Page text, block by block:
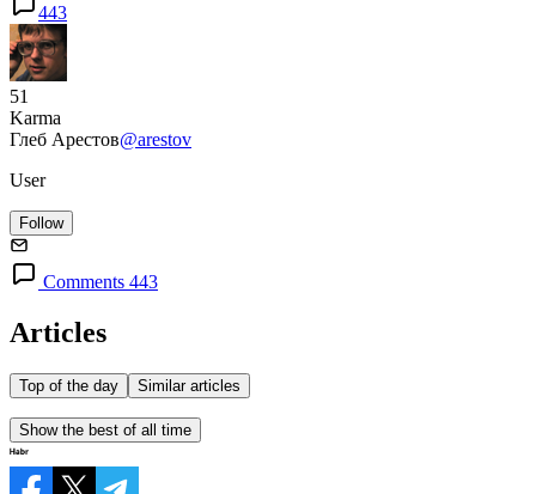
443
51
Karma
Глеб Арестов@arestov
User
Follow
Comments 443
Articles
Top of the day Similar articles
Show the best of all time